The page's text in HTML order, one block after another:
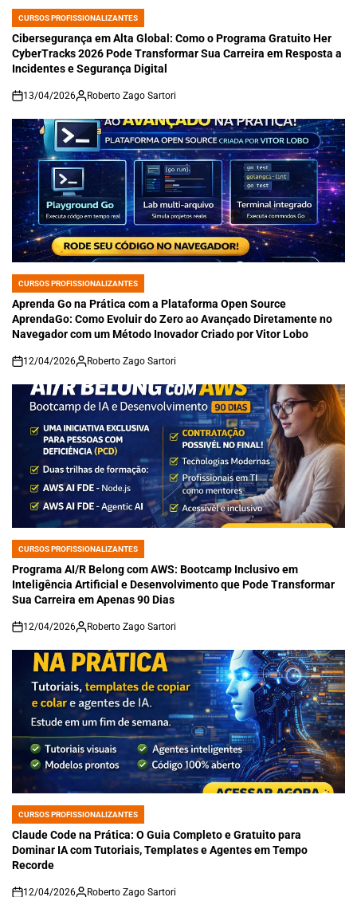
POSTED
IN
CURSOS PROFISSIONALIZANTES
Cibersegurança em Alta Global: Como o Programa Gratuito Her
CyberTracks 2026 Pode Transformar Sua Carreira em Resposta a
Incidentes e Segurança Digital
on
13/04/2026 Roberto Zago Sartori
POSTED
IN
CURSOS PROFISSIONALIZANTES
Aprenda Go na Prática com a Plataforma Open Source
AprendaGo: Como Evoluir do Zero ao Avançado Diretamente no
Navegador com um Método Inovador Criado por Vitor Lobo
on
12/04/2026 Roberto Zago Sartori
POSTED
IN
CURSOS PROFISSIONALIZANTES
Programa AI/R Belong com AWS: Bootcamp Inclusivo em
Inteligência Artificial e Desenvolvimento que Pode Transformar
Sua Carreira em Apenas 90 Dias
on
12/04/2026 Roberto Zago Sartori
POSTED
IN
CURSOS PROFISSIONALIZANTES
Claude Code na Prática: O Guia Completo e Gratuito para
Dominar IA com Tutoriais, Templates e Agentes em Tempo
Recorde
12/04/2026 Roberto Zago Sartori